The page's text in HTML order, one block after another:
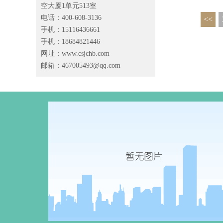
空大厦1单元513室
电话：400-608-3136
手机：15116436661
手机：18684821446
网址：www.csjchb.com
邮箱： 467005493@qq.com
<<